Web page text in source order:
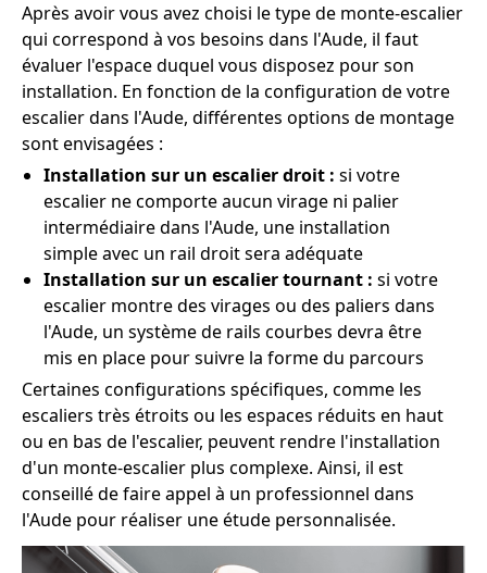
Après avoir vous avez choisi le type de monte-escalier
qui correspond à vos besoins dans l'Aude, il faut
évaluer l'espace duquel vous disposez pour son
installation. En fonction de la configuration de votre
escalier dans l'Aude, différentes options de montage
sont envisagées :
Installation sur un escalier droit : si votre
escalier ne comporte aucun virage ni palier
intermédiaire dans l'Aude, une installation
simple avec un rail droit sera adéquate
Installation sur un escalier tournant : si votre
escalier montre des virages ou des paliers dans
l'Aude, un système de rails courbes devra être
mis en place pour suivre la forme du parcours
Certaines configurations spécifiques, comme les
escaliers très étroits ou les espaces réduits en haut
ou en bas de l'escalier, peuvent rendre l'installation
d'un monte-escalier plus complexe. Ainsi, il est
conseillé de faire appel à un professionnel dans
l'Aude pour réaliser une étude personnalisée.